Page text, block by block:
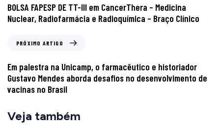
BOLSA FAPESP DE TT-III em CancerThera – Medicina
Nuclear, Radiofarmácia e Radioquímica – Braço Clínico
PRÓXIMO ARTIGO
Em palestra na Unicamp, o farmacêutico e historiador
Gustavo Mendes aborda desafios no desenvolvimento de
vacinas no Brasil
Veja também